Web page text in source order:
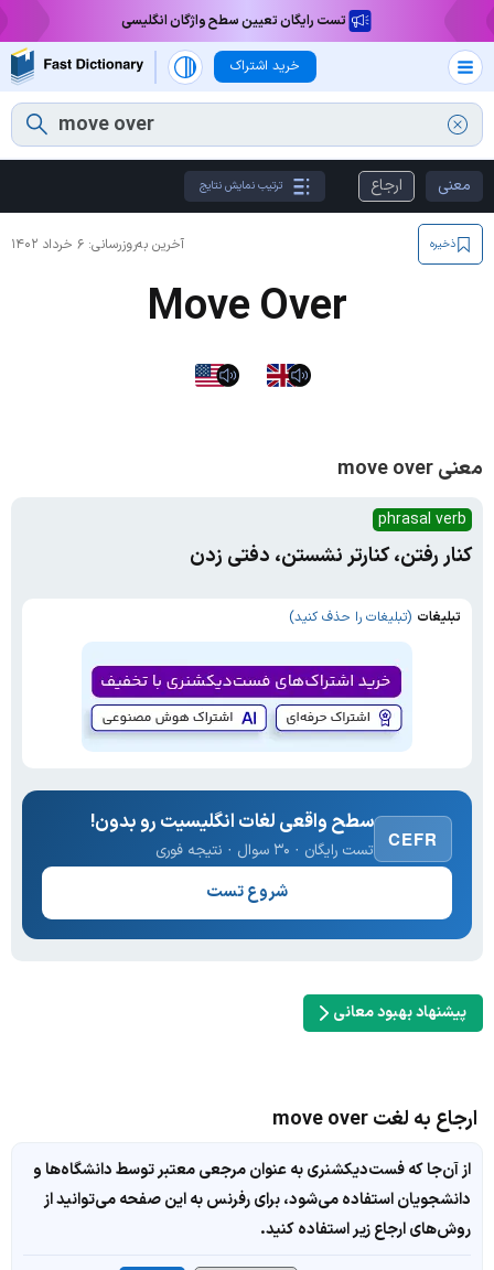
تست رایگان تعیین سطح واژگان انگلیسی
خرید اشتراک
معنی ارجاع ترتیب نمایش نتایج
آخرین به‌روزرسانی: ۶ خرداد ۱۴۰۲ ذخیره
Move Over
معنی move over
phrasal verb
کنار رفتن، کنارتر نشستن، دفتی زدن
تبلیغات (تبلیغات را حذف کنید)
CEFR
سطح واقعی لغات انگلیسیت رو بدون!
تست رایگان · ۳۰ سوال · نتیجه فوری
شروع تست
پیشنهاد بهبود معانی
ارجاع به لغت move over
از آن‌جا که فست‌دیکشنری به عنوان مرجعی معتبر توسط دانشگاه‌ها و
دانشجویان استفاده می‌شود، برای رفرنس به این صفحه می‌توانید از
روش‌های ارجاع زیر استفاده کنید.